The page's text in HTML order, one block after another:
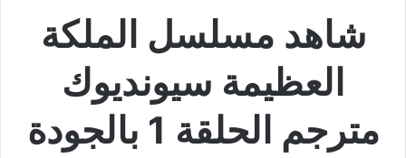
شاهد مسلسل الملكة
العظيمة سيونديوك
مترجم الحلقة 1 بالجودة